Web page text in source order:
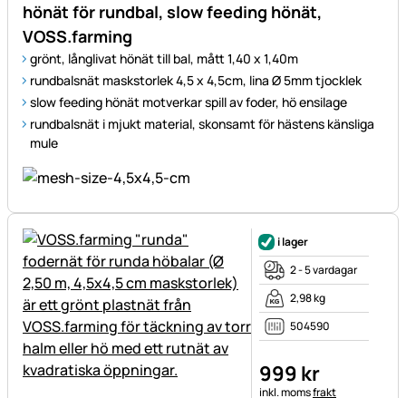
hönät för rundbal, slow feeding hönät,
VOSS.farming
grönt, långlivat hönät till bal, mått 1,40 x 1,40m
rundbalsnät maskstorlek 4,5 x 4,5cm, lina Ø 5mm tjocklek
slow feeding hönät motverkar spill av foder, hö ensilage
rundbalsnät i mjukt material, skonsamt för hästens känsliga
mule
i lager
2 - 5 vardagar
2,98 kg
504590
999 kr
Skatteinformation:
inkl. momsfrakt